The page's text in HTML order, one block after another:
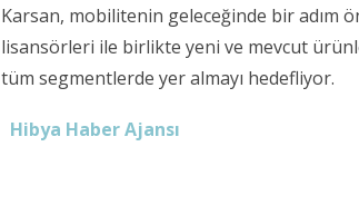
Karsan, mobilitenin geleceğinde bir adım
lisansörleri ile birlikte yeni ve mevcut
tüm segmentlerde yer almayı hedefliyor.
Hibya Haber Ajansı